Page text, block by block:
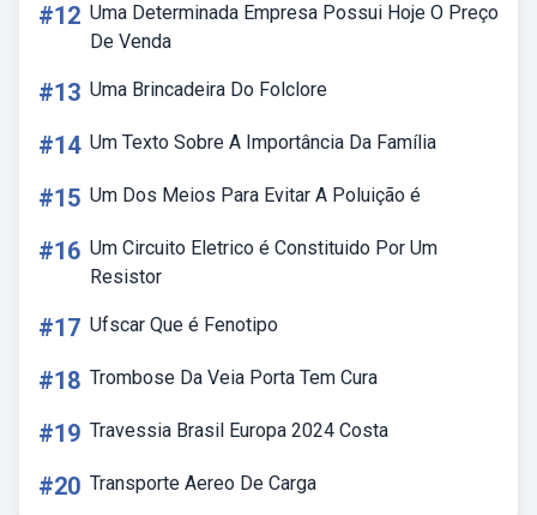
#12 Uma Determinada Empresa Possui Hoje O Preço
De Venda
#13 Uma Brincadeira Do Folclore
#14 Um Texto Sobre A Importância Da Família
#15 Um Dos Meios Para Evitar A Poluição é
#16 Um Circuito Eletrico é Constituido Por Um
Resistor
#17 Ufscar Que é Fenotipo
#18 Trombose Da Veia Porta Tem Cura
#19 Travessia Brasil Europa 2024 Costa
#20 Transporte Aereo De Carga